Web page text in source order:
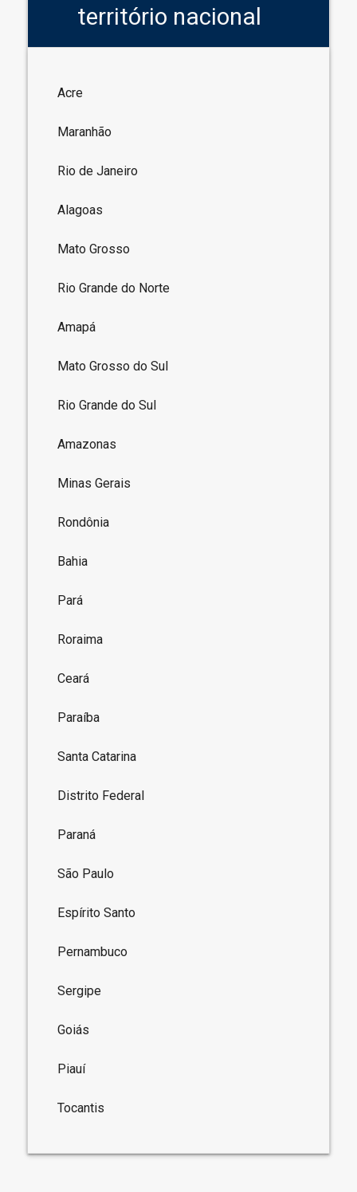
território nacional
Acre
Maranhão
Rio de Janeiro
Alagoas
Mato Grosso
Rio Grande do Norte
Amapá
Mato Grosso do Sul
Rio Grande do Sul
Amazonas
Minas Gerais
Rondônia
Bahia
Pará
Roraima
Ceará
Paraíba
Santa Catarina
Distrito Federal
Paraná
São Paulo
Espírito Santo
Pernambuco
Sergipe
Goiás
Piauí
Tocantis